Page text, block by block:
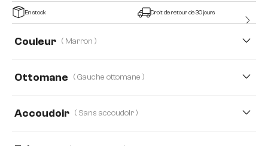
En stock Droit de retour de 30 jours
Couleur ( Marron )
Ottomane ( Gauche ottomane )
Accoudoir ( Sans accoudoir )